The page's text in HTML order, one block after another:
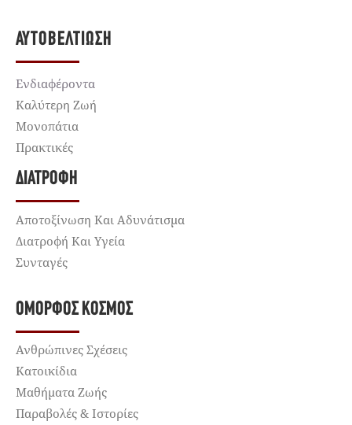
ΑΥΤΟΒΕΛΤΊΩΣΗ
Ενδιαφέροντα
Καλύτερη Ζωή
Μονοπάτια
Πρακτικές
ΔΙΑΤΡΟΦΉ
Αποτοξίνωση Και Αδυνάτισμα
Διατροφή Και Υγεία
Συνταγές
ΌΜΟΡΦΟΣ ΚΌΣΜΟΣ
Ανθρώπινες Σχέσεις
Κατοικίδια
Μαθήματα Ζωής
Παραβολές & Ιστορίες